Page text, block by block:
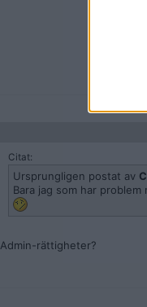
Citat:
Ursprungligen postat av
Bara jag som har
Admin-rättigheter?